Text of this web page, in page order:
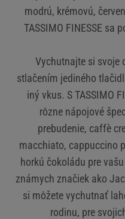
modrú, krémovú,
TASSIMO FINESSE sa
Vychutnajte si svoje
stlačením jediného
iný vkus. S TASSIMO
rôzne nápojové
prebudenie, caffè
macchiato, cappuccino
horkú čokoládu pre
známych značiek ako
si môžete vychutnať
rodinu, pre